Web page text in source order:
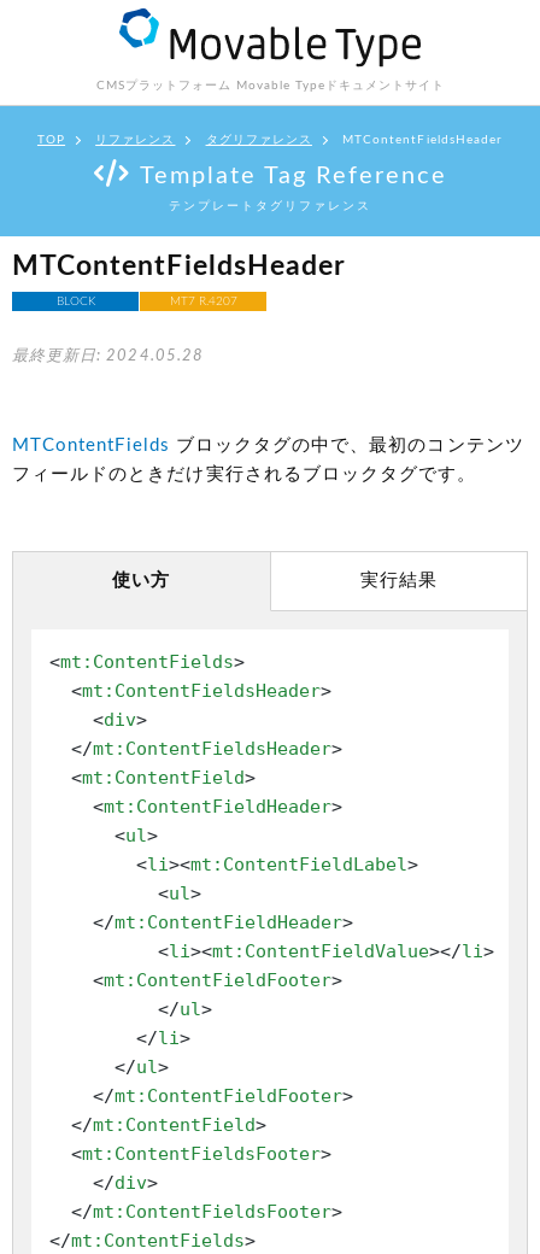
CMSプラットフォーム Movable Type ドキュメントサイト
TOP リファレンス タグリファレンス MTContentFieldsHeader
Template Tag Reference
テンプレートタグリファレンス
MTContentFieldsHeader
BLOCK MT7 R.4207
最終更新日: 2024.05.28
MTContentFields ブロックタグの中で、最初のコンテンツ
フィールドのときだけ実行されるブロックタグです。
使い方 実行結果
<mt:ContentFields>
<mt:ContentFieldsHeader>
<div>
</mt:ContentFieldsHeader>
<mt:ContentField>
<mt:ContentFieldHeader>
<ul>
<li><mt:ContentFieldLabel>
<ul>
</mt:ContentFieldHeader>
<li><mt:ContentFieldValue></li>
<mt:ContentFieldFooter>
</ul>
</li>
</ul>
</mt:ContentFieldFooter>
</mt:ContentField>
<mt:ContentFieldsFooter>
</div>
</mt:ContentFieldsFooter>
</mt:ContentFields>